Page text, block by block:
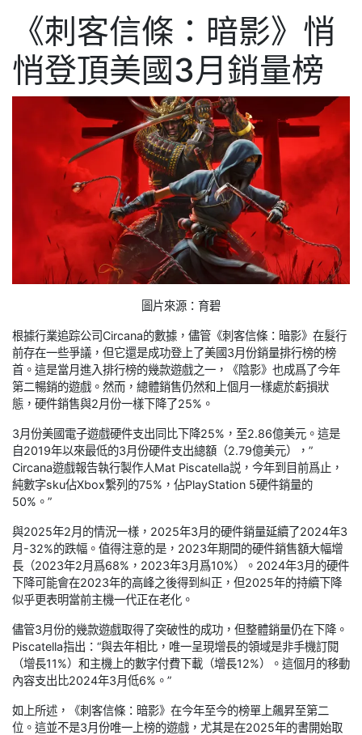
《刺客信條：暗影》悄
悄登頂美國3月銷量榜
圖片來源：育碧
根據行業追踪公司Circana的數據，儘管《刺客信條：暗影》在髮行
前存在一些爭議，但它還是成功登上了美國3月份銷量排行榜的榜
首。這是當月進入排行榜的幾款遊戲之一，《陰影》也成爲了今年
第二暢銷的遊戲。然而，總體銷售仍然和上個月一樣處於虧損狀
態，硬件銷售與2月份一樣下降了25%。
3月份美國電子遊戲硬件支出同比下降25%，至2.86億美元。這是
自2019年以來最低的3月份硬件支出總額（2.79億美元），”
Circana遊戲報告執行製作人Mat Piscatella説，今年到目前爲止，
純數字sku佔Xbox繫列的75%，佔PlayStation 5硬件銷量的
50%。”
與2025年2月的情況一樣，2025年3月的硬件銷量延續了2024年3
月-32%的跌幅。值得注意的是，2023年期間的硬件銷售額大幅增
長（2023年2月爲68%，2023年3月爲10%）。2024年3月的硬件
下降可能會在2023年的高峰之後得到糾正，但2025年的持續下降
似乎更表明當前主機一代正在老化。
儘管3月份的幾款遊戲取得了突破性的成功，但整體銷量仍在下降。
Piscatella指出：“與去年相比，唯一呈現增長的領域是非手機訂閱
（增長11%）和主機上的數字付費下載（增長12%）。這個月的移動
內容支出比2024年3月低6%。”
如上所述，《刺客信條：暗影》在今年至今的榜單上飆昇至第二
位。這並不是3月份唯一上榜的遊戲，尤其是在2025年的書開始取